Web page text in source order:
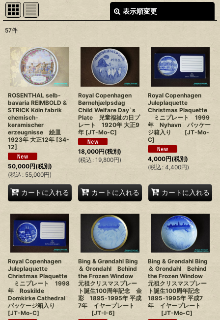
表示順変更
並び順:
絞り込む
57件
ROSENTHAL selb-
bavaria REIMBOLD &
STRICK Köln fabrik
chemisch-
keramischer
erzeugnisse 絵皿
1923年 大正12年 [34-
12]
50,000円(税別)
(税込 : 55,000円)
カートに入れる
Royal Copenhagen
Børnehjælpsdag
Child Welfare Day`s
Plate 児童福祉の日プ
レート 1920年 大正9
年 [JT-Mo-C]
18,000円(税別)
(税込 : 19,800円)
カートに入れる
Royal Copenhagen
Juleplaquette
Christmas Plaquette
ミニプレート 1999
年 Nyhavn パッケー
ジ箱入り
[JT-Mo-
C]
4,000円(税別)
(税込 : 4,400円)
カートに入れる
Royal Copenhagen
Juleplaquette
Christmas Plaquette
ミニプレート 1998
年 Roskilde
Domkirke Cathedral
パッケージ箱入り
[JT-Mo-C]
Bing & Grøndahl Bing
＆ Grondahl Behind
the Frozen Window
元祖クリスマスプレー
ト誕生100周年記念 金
彩 1895-1995年 平成
7年 イヤープレート
[JT-I-6]
Bing & Grøndahl Bing
＆ Grondahl Behind
the Frozen Window
元祖クリスマスプレー
ト誕生100周年記念
1895-1995年 平成7
年 イヤープレート
[JT-Mo-C]